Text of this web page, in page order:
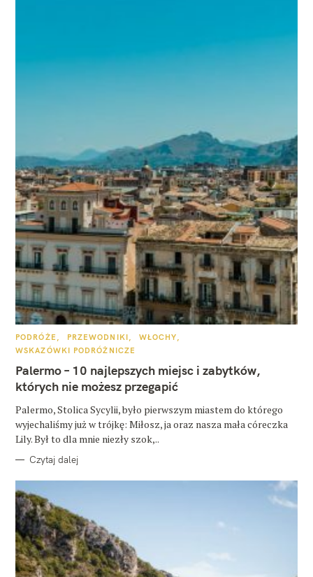
K
T
G
O
R
PODRÓŻE PRZEWODNIKI
WŁOCHY
WSKAZÓWKI PODRÓŻNICZE
Palermo – 10 najlepszych miejsc i zabytków,
których nie możesz przegapić
Palermo, Stolica Sycylii, było pierwszym miastem do którego
wyjechaliśmy już w trójkę: Miłosz, ja oraz nasza mała córeczka
Lily. Był to dla mnie niezły szok,..
Czytaj dalej